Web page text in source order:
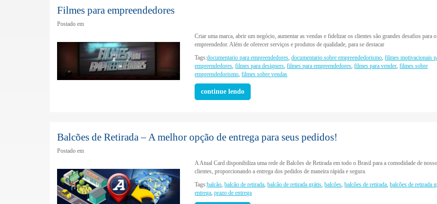
Filmes para empreendedores
Postado em
Criar uma marca, abrir um negócio, aumentar as vendas e fidelizar os clientes são grandes desafios para o
empreendedor. Além de oferecer serviços e produtos de qualidade, para se destacar
Tags:documentario para empreendedores,documentario sobre empreendedorismo,filmes motivacionais
empreendedores,filmes para designers,filmes para empreendedores,filmes para vender,filmes sobre
empreendedorismo,filmes sobre vendas
continue lendo
Balcões de Retirada – A melhor opção de entrega para seus pedidos!
Postado em
A Atual Card disponibiliza uma rede de Balcões de Retirada em todo o Brasil para a comodidade de
clientes, proporcionando a entrega dos pedidos de maneira rápida e segura.
Tags:balcão,balcão de retirada,balcão de retirada grátis,balcões,balcões de retirada,balcões de retirada
entrega,prazo de entrega